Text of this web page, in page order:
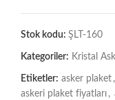
Stok kodu: ŞLT-160
Kategoriler: Kristal
Etiketler: asker plaket ,
askeri plaket fiyatları ,